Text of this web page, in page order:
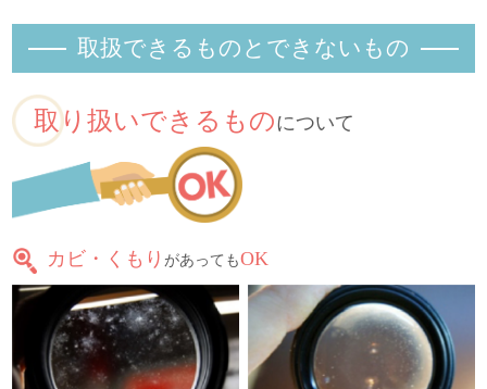
取扱できるものとできないもの
取り扱いできるものについて
カビ・くもり があってもOK